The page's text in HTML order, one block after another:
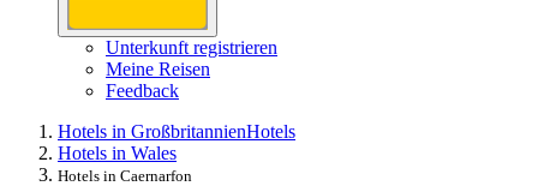
Unterkunft registrieren
Meine Reisen
Feedback
Hotels in GroßbritannienHotels
Hotels in Wales
Hotels in Caernarfon